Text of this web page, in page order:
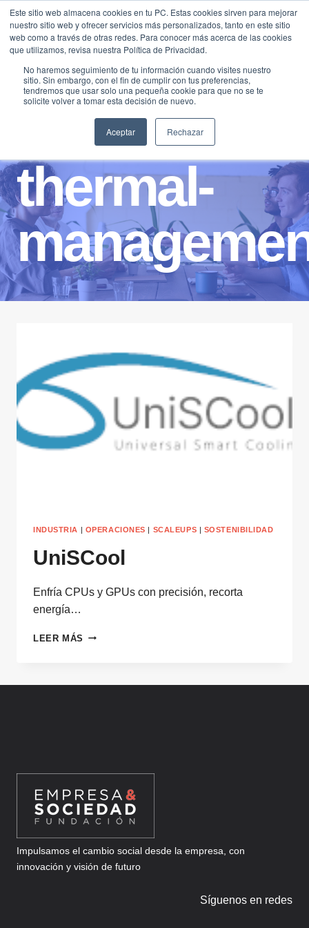
Este sitio web almacena cookies en tu PC. Estas cookies sirven para mejorar
nuestro sitio web y ofrecer servicios más personalizados, tanto en este sitio
web como a través de otras redes. Para conocer más acerca de las cookies
que utilizamos, revisa nuestra Política de Privacidad.
No haremos seguimiento de tu información cuando visites nuestro
sitio. Sin embargo, con el fin de cumplir con tus preferencias,
tendremos que usar solo una pequeña cookie para que no se te
solicite volver a tomar esta decisión de nuevo.
Aceptar Rechazar
Saltar
contenido
thermal-
INDUSTRIA | OPERACIONES | SCALEUPS | SOSTENIBILIDAD
UniSCool
Enfría CPUs y GPUs con precisión, recorta
energía…
LEER MÁS UNISCOOL
Impulsamos el cambio social desde la empresa, con
innovación y visión de futuro
Síguenos en redes
Traducir »